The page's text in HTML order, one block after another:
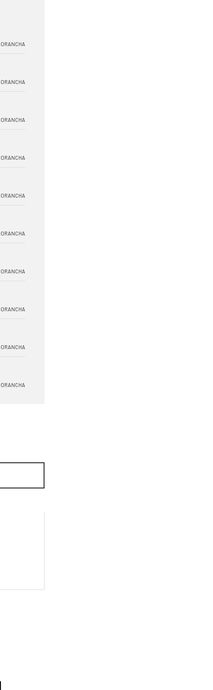
ORANCHA
ORANCHA
ORANCHA
ORANCHA
ORANCHA
ORANCHA
ORANCHA
ORANCHA
ORANCHA
ORANCHA